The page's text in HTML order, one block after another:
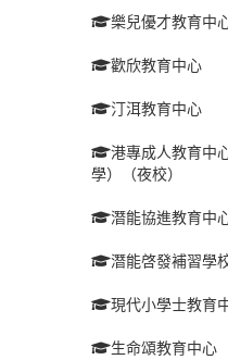
樂兒優才教育中
歡欣教育中心
汀洱教育中心
港專成人教育中
學）（夜校）
潛能協進教育中
潛能啓發補習學
現代小學士教育
生命頌教育中心